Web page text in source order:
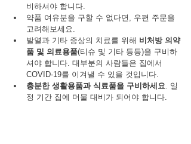
비하셔야 합니다.
약품 여유분을 구할 수 없다면, 우편 주문을
고려해보세요.
발열과 기타 증상의 치료를 위해 비처방 의약
품 및 의료용품(티슈 및 기타 등등)을 구비하
셔야 합니다. 대부분의 사람들은 집에서
COVID-19를 이겨낼 수 있을 것입니다.
충분한 생활용품과 식료품을 구비하세요. 일
정 기간 집에 머물 대비가 되어야 합니다.